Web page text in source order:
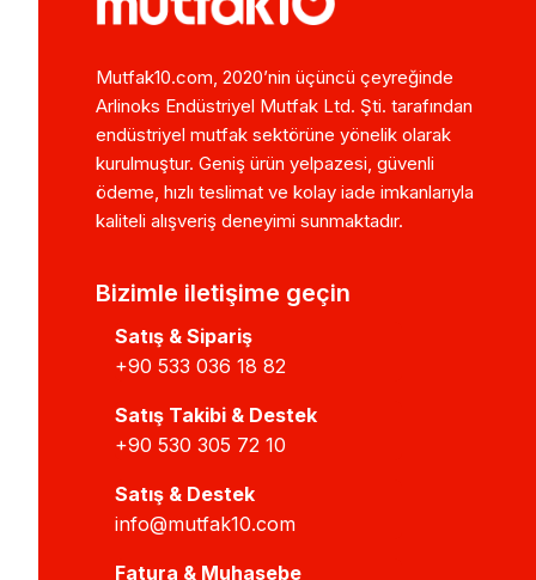
Mutfak10.com, 2020’nin üçüncü çeyreğinde
Arlinoks Endüstriyel Mutfak Ltd. Şti. tarafından
endüstriyel mutfak sektörüne yönelik olarak
kurulmuştur. Geniş ürün yelpazesi, güvenli
ödeme, hızlı teslimat ve kolay iade imkanlarıyla
kaliteli alışveriş deneyimi sunmaktadır.
Bizimle iletişime geçin
Satış & Sipariş
+90 533 036 18 82
Satış Takibi & Destek
+90 530 305 72 10
Satış & Destek
info@mutfak10.com
Fatura & Muhasebe